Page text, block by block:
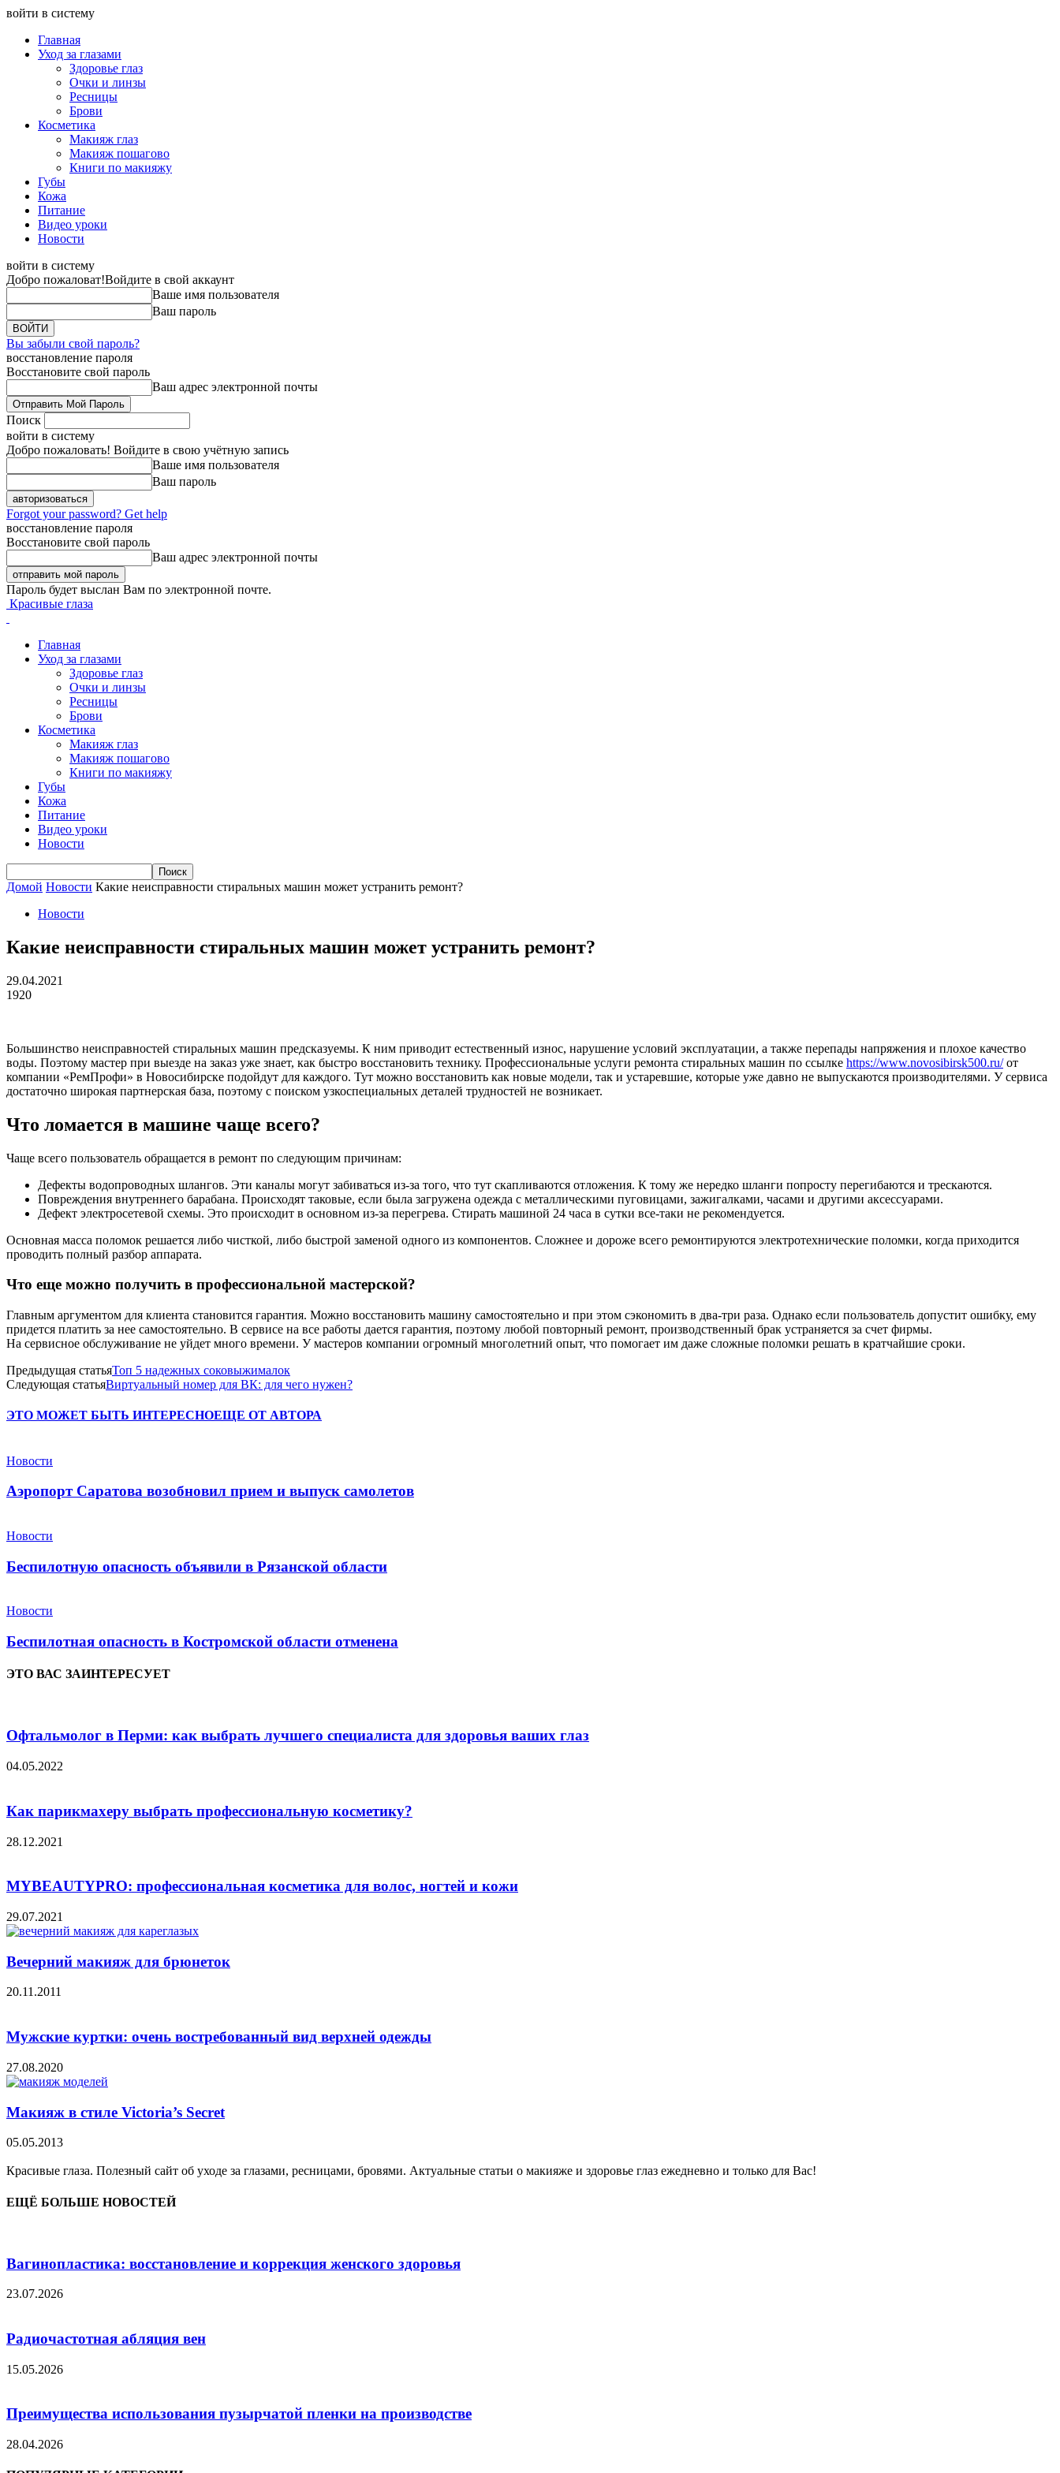
войти в систему
Главная
Уход за глазами
Здоровье глаз
Очки и линзы
Ресницы
Брови
Косметика
Макияж глаз
Макияж пошагово
Книги по макияжу
Губы
Кожа
Питание
Видео уроки
Новости
войти в систему
Добро пожаловат!Войдите в свой аккаунт
Ваше имя пользователя
Ваш пароль
Вы забыли свой пароль?
восстановление пароля
Восстановите свой пароль
Ваш адрес электронной почты
Поиск
войти в систему
Добро пожаловать! Войдите в свою учётную запись
Ваше имя пользователя
Ваш пароль
Forgot your password? Get help
восстановление пароля
Восстановите свой пароль
Ваш адрес электронной почты
Пароль будет выслан Вам по электронной почте.
Красивые глаза
Главная
Уход за глазами
Здоровье глаз
Очки и линзы
Ресницы
Брови
Косметика
Макияж глаз
Макияж пошагово
Книги по макияжу
Губы
Кожа
Питание
Видео уроки
Новости
Домой Новости Какие неисправности стиральных машин может устранить ремонт?
Новости
Какие неисправности стиральных машин может устранить ремонт?
29.04.2021
1920
Большинство неисправностей стиральных машин предсказуемы. К ним приводит естественный износ, нарушение условий эксплуатации, а также перепады напряжения и плохое качество
воды. Поэтому мастер при выезде на заказ уже знает, как быстро восстановить технику. Профессиональные услуги ремонта стиральных машин по ссылке https://www.novosibirsk500.ru/от
компании «РемПрофи» в Новосибирске подойдут для каждого. Тут можно восстановить как новые модели, так и устаревшие, которые уже давно не выпускаются производителями. У сервиса
достаточно широкая партнерская база, поэтому с поиском узкоспециальных деталей трудностей не возникает.
Что ломается в машине чаще всего?
Чаще всего пользователь обращается в ремонт по следующим причинам:
Дефекты водопроводных шлангов. Эти каналы могут забиваться из-за того, что тут скапливаются отложения. К тому же нередко шланги попросту перегибаются и трескаются.
Повреждения внутреннего барабана. Происходят таковые, если была загружена одежда с металлическими пуговицами, зажигалками, часами и другими аксессуарами.
Дефект электросетевой схемы. Это происходит в основном из-за перегрева. Стирать машиной 24 часа в сутки все-таки не рекомендуется.
Основная масса поломок решается либо чисткой, либо быстрой заменой одного из компонентов. Сложнее и дороже всего ремонтируются электротехнические поломки, когда приходится
проводить полный разбор аппарата.
Что еще можно получить в профессиональной мастерской?
Главным аргументом для клиента становится гарантия. Можно восстановить машину самостоятельно и при этом сэкономить в два-три раза. Однако если пользователь допустит ошибку, ему
придется платить за нее самостоятельно. В сервисе на все работы дается гарантия, поэтому любой повторный ремонт, производственный брак устраняется за счет фирмы.
На сервисное обслуживание не уйдет много времени. У мастеров компании огромный многолетний опыт, что помогает им даже сложные поломки решать в кратчайшие сроки.
Предыдущая статьяТоп 5 надежных соковыжималок
Следующая статьяВиртуальный номер для ВК: для чего нужен?
ЭТО МОЖЕТ БЫТЬ ИНТЕРЕСНОЕЩЕ ОТ АВТОРА
Новости
Аэропорт Саратова возобновил прием и выпуск самолетов
Новости
Беспилотную опасность объявили в Рязанской области
Новости
Беспилотная опасность в Костромской области отменена
ЭТО ВАС ЗАИНТЕРЕСУЕТ
Офтальмолог в Перми: как выбрать лучшего специалиста для здоровья ваших глаз
04.05.2022
Как парикмахеру выбрать профессиональную косметику?
28.12.2021
MYBEAUTYPRO: профессиональная косметика для волос, ногтей и кожи
29.07.2021
Вечерний макияж для брюнеток
20.11.2011
Мужские куртки: очень востребованный вид верхней одежды
27.08.2020
Макияж в стиле Victoria’s Secret
05.05.2013
Красивые глаза. Полезный сайт об уходе за глазами, ресницами, бровями. Актуальные статьи о макияже и здоровье глаз ежедневно и только для Вас!
ЕЩЁ БОЛЬШЕ НОВОСТЕЙ
Вагинопластика: восстановление и коррекция женского здоровья
23.07.2026
Радиочастотная абляция вен
15.05.2026
Преимущества использования пузырчатой пленки на производстве
28.04.2026